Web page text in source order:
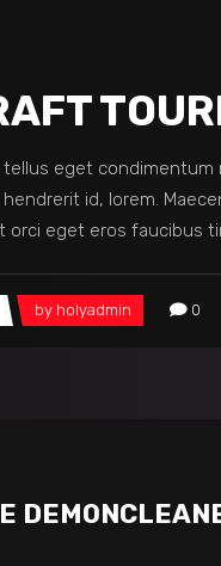
eget
id, lorem.
orci eget eros faucibus
by holyadmin 0